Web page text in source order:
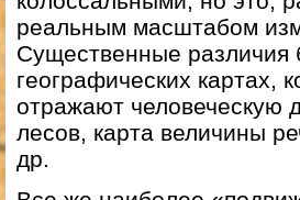
реальным масштабом
Существенные различия
географических картах,
отражают человеческую
лесов, карта величины
др.